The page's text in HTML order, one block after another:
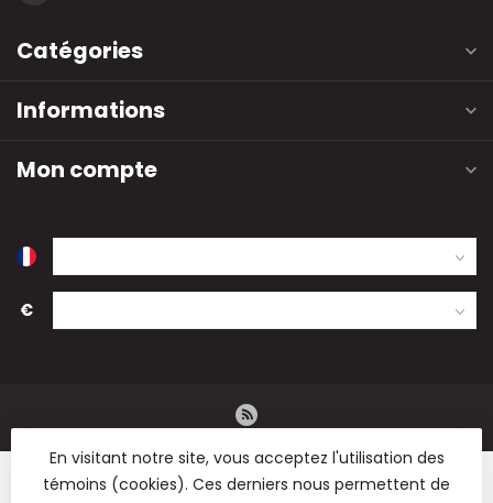
Catégories
Informations
Mon compte
€
En visitant notre site, vous acceptez l'utilisation des
témoins (cookies). Ces derniers nous permettent de